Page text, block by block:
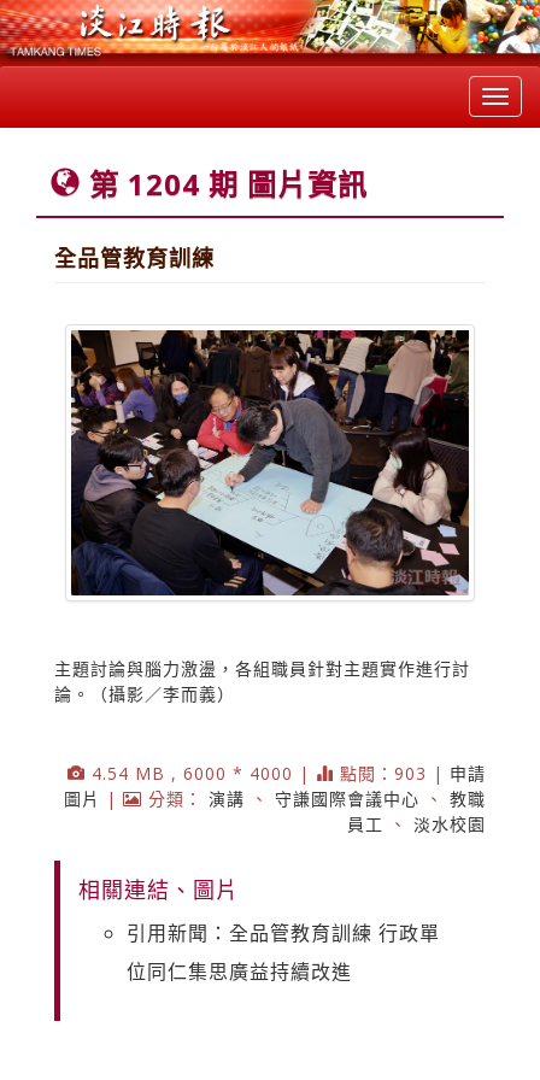
第 1204 期 圖片資訊
全品管教育訓練
主題討論與腦力激盪，各組職員針對主題實作進行討
論。（攝影／李而義）
4.54 MB , 6000 * 4000 | 點閱：903 | 申請
圖片
| 分類： 演講 、 守謙國際會議中心 、 教職
員工
、 淡水校園
相關連結、圖片
引用新聞：全品管教育訓練 行政單
位同仁集思廣益持續改進